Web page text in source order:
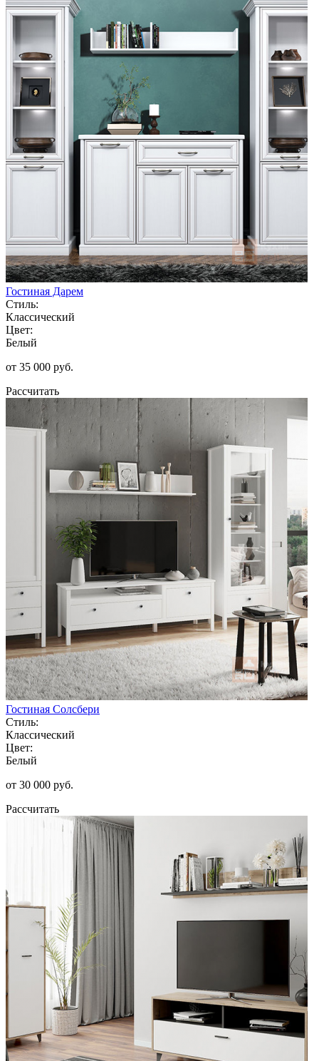
Гостиная Дарем
Стиль:
Классический
Цвет:
Белый
от 35 000 руб.
Рассчитать
Гостиная Солсбери
Стиль:
Классический
Цвет:
Белый
от 30 000 руб.
Рассчитать